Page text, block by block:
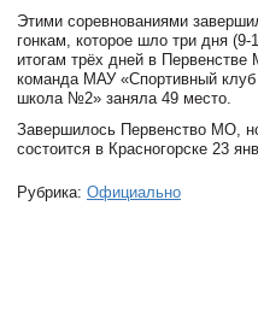
Этими соревнованиями
гонкам, которое шло три дня
итогам трёх дней в Первенстве
команда МАУ «Спортивный
школа №2» заняла 49 место.
Завершилось Первенство МО,
состоится в Красногорске 23
Рубрика: Официально